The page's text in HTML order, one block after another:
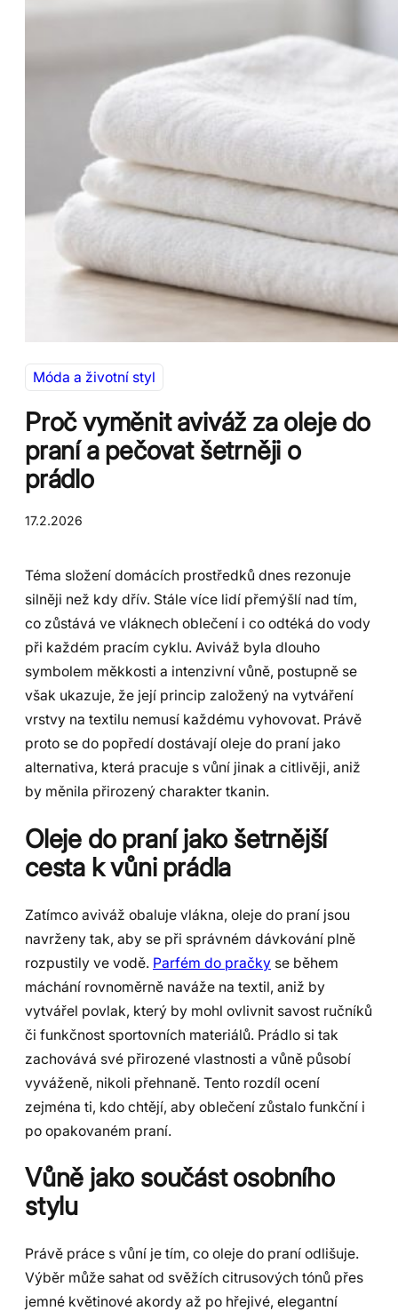
Móda a životní styl
Proč vyměnit aviváž za oleje do
praní a pečovat šetrněji o
prádlo
17.2.2026
Téma složení domácích prostředků dnes rezonuje
silněji než kdy dřív. Stále více lidí přemýšlí nad tím,
co zůstává ve vláknech oblečení i co odtéká do vody
při každém pracím cyklu. Aviváž byla dlouho
symbolem měkkosti a intenzivní vůně, postupně se
však ukazuje, že její princip založený na vytváření
vrstvy na textilu nemusí každému vyhovovat. Právě
proto se do popředí dostávají oleje do praní jako
alternativa, která pracuje s vůní jinak a citlivěji, aniž
by měnila přirozený charakter tkanin.
Oleje do praní jako šetrnější
cesta k vůni prádla
Zatímco aviváž obaluje vlákna, oleje do praní jsou
navrženy tak, aby se při správném dávkování plně
rozpustily ve vodě. Parfém do pračky se během
máchání rovnoměrně naváže na textil, aniž by
vytvářel povlak, který by mohl ovlivnit savost ručníků
či funkčnost sportovních materiálů. Prádlo si tak
zachovává své přirozené vlastnosti a vůně působí
vyváženě, nikoli přehnaně. Tento rozdíl ocení
zejména ti, kdo chtějí, aby oblečení zůstalo funkční i
po opakovaném praní.
Vůně jako součást osobního
stylu
Právě práce s vůní je tím, co oleje do praní odlišuje.
Výběr může sahat od svěžích citrusových tónů přes
jemné květinové akordy až po hřejivé, elegantní